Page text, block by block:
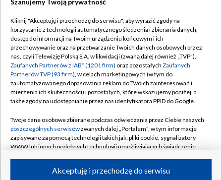
TVP
Abonament TVP
Sklep TVP
Biuro Reklamy
Oferta Handlowa
Emisja w TVP
Rada Programowa
Ogłoszenia przetargowe
Akademia Telewizyjna
Regulamin TVP
Polityka prywatności
Moje zgody
Biuro reklamy
Kanały
©2026 Telewizja Polska Spółka Akcyjna w likwidacji
Szanujemy Twoją prywatność
Kliknij "Akceptuję i przechodzę do serwisu", aby wyrazić zgody na
korzystanie z technologii automatycznego śledzenia i zbierania danych,
dostęp do informacji na Twoim urządzeniu końcowym i ich
przechowywanie oraz na przetwarzanie Twoich danych osobowych przez
nas, czyli Telewizję Polską S.A. w likwidacji (zwaną dalej również „TVP”),
Zaufanych Partnerów z IAB* (1201 firm) oraz pozostałych Zaufanych
Partnerów TVP (93 firm), w celach marketingowych (w tym do
zautomatyzowanego dopasowania reklam do Twoich zainteresowań i
mierzenia ich skuteczności) i pozostałych, które wskazujemy poniżej, a
także zgody na udostępnianie przez nas identyfikatora PPID do Google.
Twoje dane osobowe zbierane podczas odwiedzania przez Ciebie naszych
poszczególnych serwisówzwanych dalej „Portalem”, w tym informacje
zapisywane za pomocą technologii takich jak: pliki cookie, sygnalizatory
WWW lub innych podobnych technologii umożliwiających świadczenie
ruchu w Internecie.Akceptuję i przechodzę do serwisu